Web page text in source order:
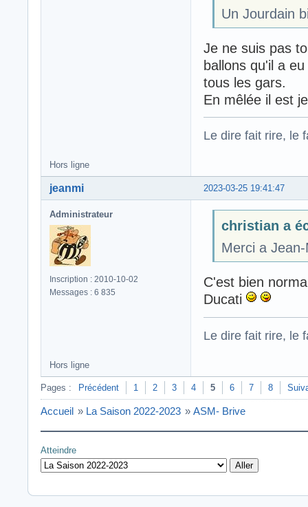
Un Jourdain
Je ne suis pas
ballons qu'il a
tous les gars.
En mêlée il est
Le dire fait rire, le
Hors ligne
2023-03-25 19:41:47
jeanmi
Administrateur
Inscription : 2010-10-02
Messages : 6 835
christian a
Merci a
C'est bien
Ducati
Le dire fait rire, le
Hors ligne
Pages : Précédent 1 2 3 4 5 6 7 8
Accueil » La Saison 2022-2023 » ASM- Brive
Atteindre